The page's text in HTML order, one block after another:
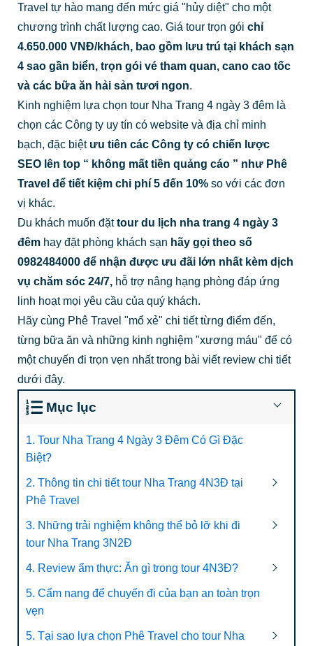
Travel tự hào mang đến mức giá "hủy diệt" cho một
chương trình chất lượng cao. Giá tour trọn gói chỉ
4.650.000 VNĐ/khách, bao gồm lưu trú tại khách sạn
4 sao gần biển, trọn gói vé tham quan, cano cao tốc
và các bữa ăn hải sản tươi ngon.
Kinh nghiệm lựa chọn tour Nha Trang 4 ngày 3 đêm là
chọn các Công ty uy tín có website và địa chỉ minh
bạch, đặc biệt ưu tiên các Công ty có chiến lược
SEO lên top “ không mất tiền quảng cáo ” như Phê
Travel để tiết kiệm chi phí 5 đến 10% so với các đơn
vị khác.
Du khách muốn đặttour du lịch nha trang 4 ngày 3
đêmhay đặt phòng khách sạn hãy gọi theo số
0982484000 để nhận được ưu đãi lớn nhất kèm dịch
vụ chăm sóc 24/7, hỗ trợ nâng hạng phòng đáp ứng
linh hoạt mọi yêu cầu của quý khách.
Hãy cùng Phê Travel "mổ xẻ" chi tiết từng điểm đến,
từng bữa ăn và những kinh nghiệm "xương máu" để có
một chuyến đi trọn vẹn nhất trong bài viết review chi tiết
dưới đây.
Mục lục
1. Tour Nha Trang 4 Ngày 3 Đêm Có Gì Đặc
Biệt?
2. Thông tin chi tiết tour Nha Trang 4N3Đ tại
Phê Travel
3. Những trải nghiệm không thể bỏ lỡ khi đi
tour Nha Trang 3N2Đ
4. Review ẩm thực: Ăn gì trong tour 4N3Đ?
5. Cẩm nang để chuyến đi của bạn an toàn trọn
vẹn
5. Tại sao lựa chọn Phê Travel cho tour Nha